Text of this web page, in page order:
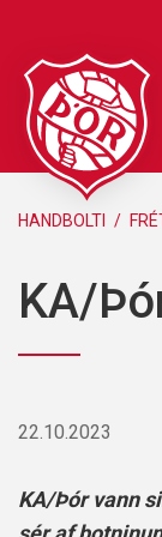
efni
HANDBOLTI /
KA/
22.10.2023
KA/Þór vann